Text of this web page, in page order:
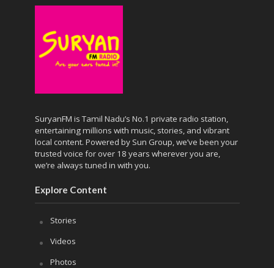
SuryanFM is Tamil Nadu’s No.1 private radio station,
entertaining millions with music, stories, and vibrant
local content. Powered by Sun Group, we’ve been your
trusted voice for over 18 years wherever you are,
we’re always tuned in with you.
Explore Content
Stories
Videos
Photos